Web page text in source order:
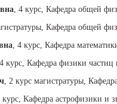
, 4 курс, Кафедра общей
Кафедра общей
, 4 курс, Кафедра
курс, Кафедра физики частиц
, 2 курс магистратуры,
курс, Кафедра астрофизики и